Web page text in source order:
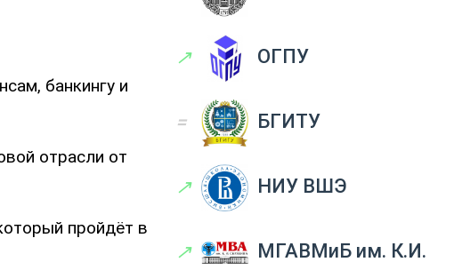
банкингу и
отрасли от
пройдёт в
↗ ОГПУ
= БГИТУ
↗ НИУ ВШЭ
↗
МГАВМиБ им. К.И.